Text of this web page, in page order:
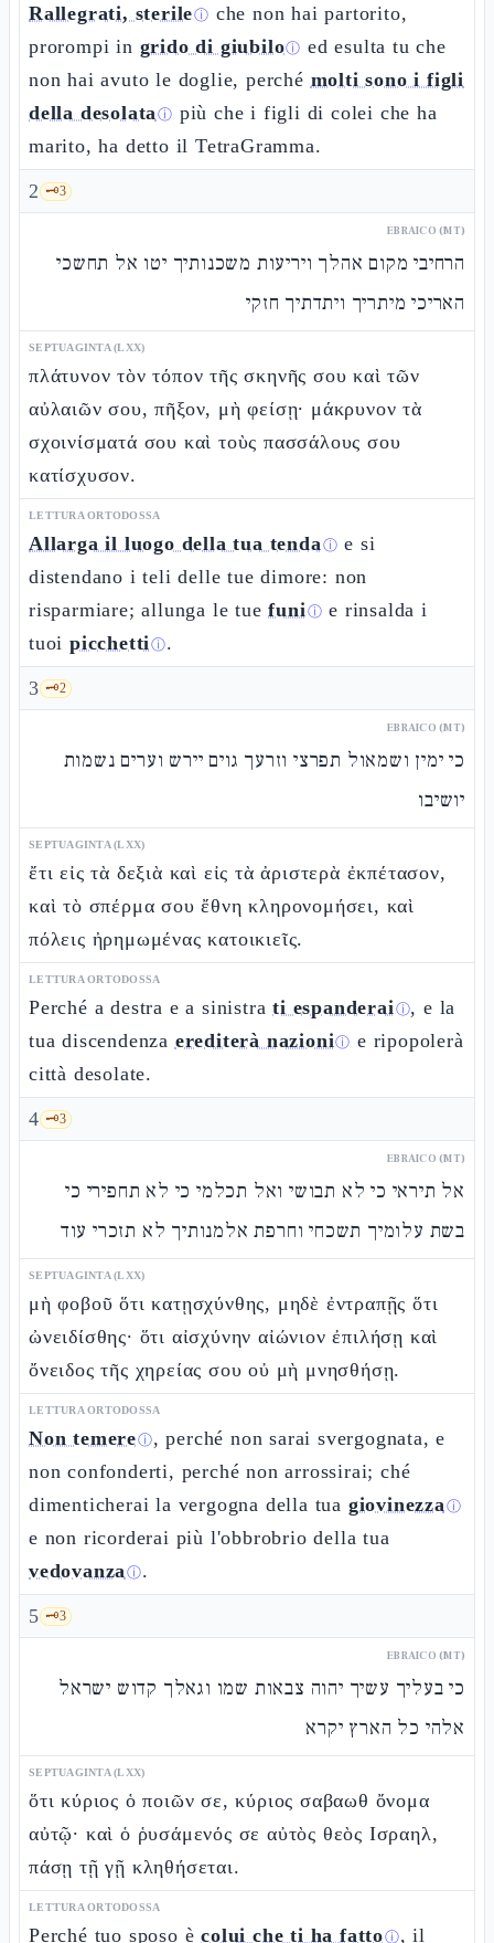
Rallegrati, sterileⓘ che non hai partorito,
prorompi in grido di giubiloⓘ ed esulta tu che
non hai avuto le doglie, perché molti sono i figli
della desolataⓘ più che i figli di colei che ha
marito, ha detto il TetraGramma.
2 🗝️3
EBRAICO (MT)
הרחיבי מקום אהלך ויריעות משכנותיך יטו אל תחשכי
האריכי מיתריך ויתדתיך חזקי
SEPTUAGINTA (LXX)
πλάτυνον τὸν τόπον τῆς σκηνῆς σου καὶ τῶν
αὐλαιῶν σου, πῆξον, μὴ φείσῃ· μάκρυνον τὰ
σχοινίσματά σου καὶ τοὺς πασσάλους σου
κατίσχυσον.
LETTURA ORTODOSSA
Allarga il luogo della tua tendaⓘ e si
distendano i teli delle tue dimore: non
risparmiare; allunga le tuefuniⓘ e rinsalda i
tuoi picchettiⓘ.
3 🗝️2
EBRAICO (MT)
כי ימין ושמאול תפרצי וזרעך גוים יירש וערים נשמות
יושיבו
SEPTUAGINTA (LXX)
ἔτι εἰς τὰ δεξιὰ καὶ εἰς τὰ ἀριστερὰ ἐκπέτασον,
καὶ τὸ σπέρμα σου ἔθνη κληρονομήσει, καὶ
πόλεις ἠρημωμένας κατοικιεῖς.
LETTURA ORTODOSSA
Perché a destra e a sinistrati espanderaiⓘ, e la
tua discendenza erediterà nazioniⓘ e ripopolerà
città desolate.
4 🗝️3
EBRAICO (MT)
אל תיראי כי לא תבושי ואל תכלמי כי לא תחפירי כי
בשת עלומיך תשכחי וחרפת אלמנותיך לא תזכרי עוד
SEPTUAGINTA (LXX)
μὴ φοβοῦ ὅτι κατῃσχύνθης, μηδὲ ἐντραπῇς ὅτι
ὠνειδίσθης· ὅτι αἰσχύνην αἰώνιον ἐπιλήσῃ καὶ
ὄνειδος τῆς χηρείας σου οὐ μὴ μνησθήσῃ.
LETTURA ORTODOSSA
Non temereⓘ, perché non sarai svergognata, e
non confonderti, perché non arrossirai; ché
dimenticherai la vergogna della tua giovinezzaⓘ
e non ricorderai più l'obbrobrio della tua
vedovanzaⓘ.
5 🗝️3
EBRAICO (MT)
כי בעליך עשיך יהוה צבאות שמו וגאלך קדוש ישראל
אלהי כל הארץ יקרא
SEPTUAGINTA (LXX)
ὅτι κύριος ὁ ποιῶν σε, κύριος σαβαωθ ὄνομα
αὐτῷ· καὶ ὁ ῥυσάμενός σε αὐτὸς θεὸς Ισραηλ,
πάσῃ τῇ γῇ κληθήσεται.
LETTURA ORTODOSSA
Perché tuo sposo ècolui che ti ha fattoⓘ, il